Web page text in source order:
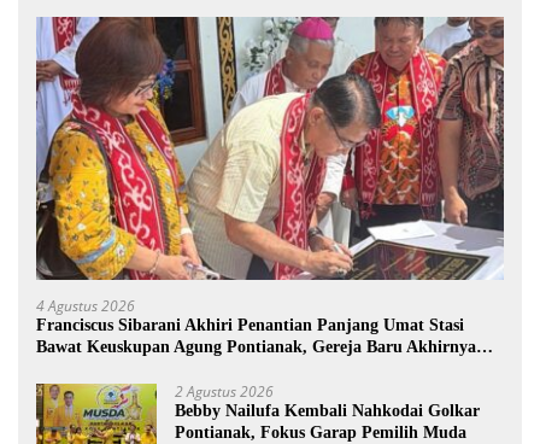
4 Agustus 2026
Franciscus Sibarani Akhiri Penantian Panjang Umat Stasi
Bawat Keuskupan Agung Pontianak, Gereja Baru Akhirnya
2 Agustus 2026
Bebby Nailufa Kembali Nahkodai Golkar
Pontianak, Fokus Garap Pemilih Muda